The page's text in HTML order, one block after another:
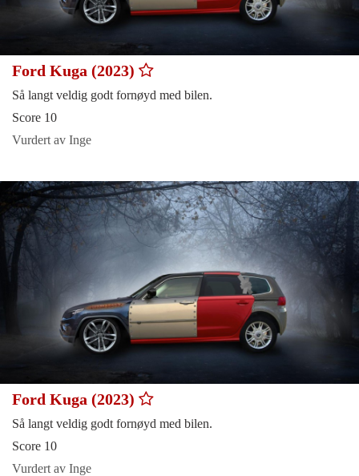
Ford Kuga (2023)
Så langt veldig godt fornøyd med bilen.
Score 10
Vurdert av Inge
Ford Kuga (2023)
Så langt veldig godt fornøyd med bilen.
Score 10
Vurdert av Inge